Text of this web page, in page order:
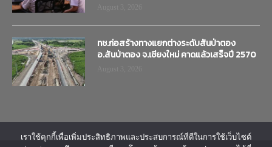
ทช.ก่อสร้างทางแยกต่างระดับสันป่าตอง
อ.สันป่าตอง จ.เชียงใหม่ คาดแล้วเสร็จปี 2570
เราใช้คุกกี้เพื่อเพิ่มประสิทธิภาพและประสบการณ์ที่ดีในการใช้เว็บไซต์